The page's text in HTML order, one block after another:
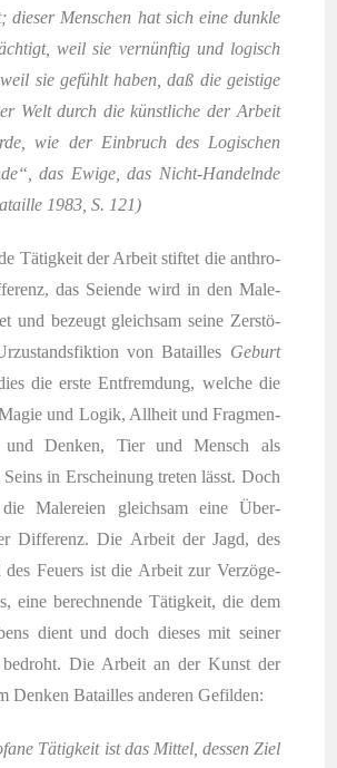
die­ser Men­schen hat sich eine dunk­le
weil sie ver­nünf­tig und logisch
sie gefühlt haben, daß die geis­ti­ge
Welt durch die künst­li­che der Arbeit
wie der Ein­bruch des Logi­schen
das Ewi­ge, das Nicht-Han­deln­de
1983, S. 121)
Tätig­keit der Arbeit stif­tet die anthro­
das Sei­en­de wird in den Male­
und bezeugt gleich­sam sei­ne Zer­stö­
von Batail­les Geburt
die ers­te Ent­frem­dung, wel­che die
und Logik, All­heit und Frag­men­
und Den­ken, Tier und Mensch als
in Erschei­nung tre­ten lässt. Doch
die Male­rei­en gleich­sam eine Über­
Dif­fe­renz. Die Arbeit der Jagd, des
des Feu­ers ist die Arbeit zur Ver­zö­ge­
eine berech­nen­de Tätig­keit, die dem
dient und doch die­ses mit sei­ner
bedroht. Die Arbeit an der Kunst der
Den­ken Batail­les ande­ren Gefilden:
Tätig­keit ist das Mit­tel, des­sen Ziel